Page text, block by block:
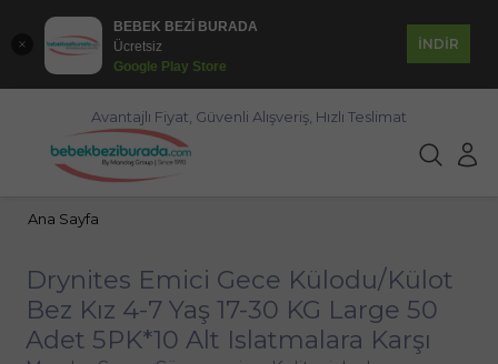
BEBEK BEZİ BURADA
Ücretsiz
Google Play Store
İNDİR
Avantajlı Fiyat, Güvenli Alışveriş, Hızlı Teslimat
Ana Sayfa
Drynites Emici Gece Külodu/Külot
Bez Kız 4-7 Yaş 17-30 KG Large 50
Adet 5PK*10 Alt Islatmalara Karşı